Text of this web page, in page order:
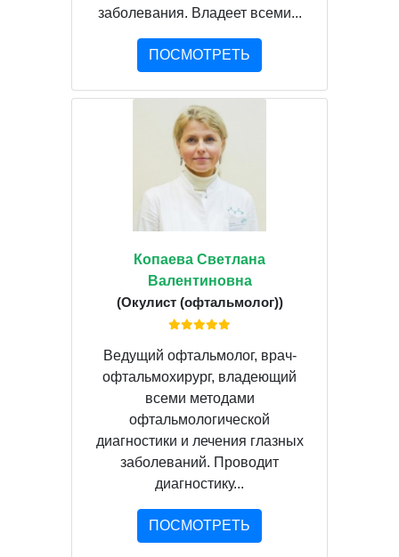
заболевания. Владеет всеми...
ПОСМОТРЕТЬ
Копаева Светлана
Валентиновна
(Окулист (офтальмолог))
Ведущий офтальмолог, врач-
офтальмохирург, владеющий
всеми методами
офтальмологической
диагностики и лечения глазных
заболеваний. Проводит
диагностику...
ПОСМОТРЕТЬ